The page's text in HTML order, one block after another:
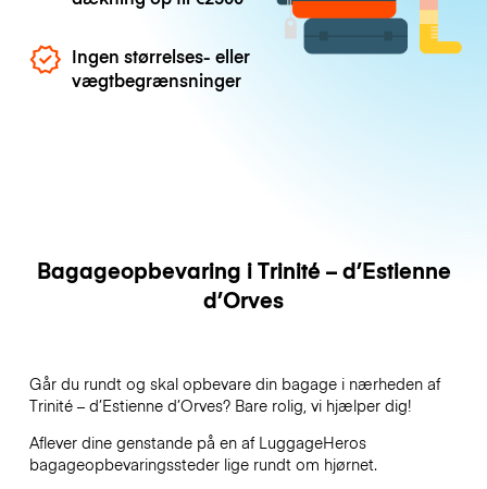
Ingen størrelses- eller
vægtbegrænsninger
Bagageopbevaring i Trinité – d’Estienne
d’Orves
Går du rundt og skal opbevare din bagage i nærheden af
Trinité – d’Estienne d’Orves? Bare rolig, vi hjælper dig!
Aflever dine genstande på en af LuggageHeros
bagageopbevaringssteder lige rundt om hjørnet.